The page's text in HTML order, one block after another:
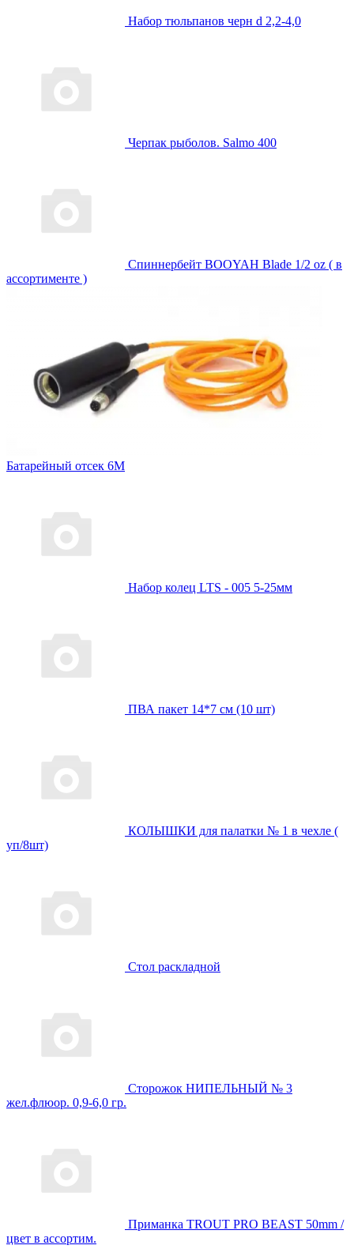
Набор тюльпанов черн d 2,2-4,0
Черпак рыболов. Salmo 400
Спиннербейт BOOYAH Blade 1/2 oz ( в
ассортименте )
Батарейный отсек 6М
Набор колец LTS - 005 5-25мм
ПВА пакет 14*7 см (10 шт)
КОЛЫШКИ для палатки № 1 в чехле (
уп/8шт)
Стол раскладной
Сторожок НИПЕЛЬНЫЙ № 3
жел.флюор. 0,9-6,0 гр.
Приманка TROUT PRO BEAST 50mm /
цвет в ассортим.